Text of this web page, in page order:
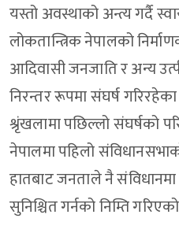
यस्तो अवस्थाको अन्त्य गर्दै
लोकतान्त्रिक नेपालको
आदिवासी जनजाति र अन्य
निरन्तर रूपमा संघर्ष
श्रृंखलामा पछिल्लो संघर्षको
नेपालमा पहिलो
हातबाट जनताले नै
सुनिश्चित गर्नको निम्ति